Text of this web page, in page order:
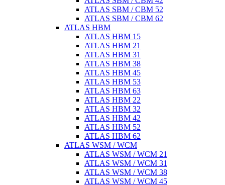
ATLAS SBM / CBM 52
ATLAS SBM / CBM 62
ATLAS HBM
ATLAS HBM 15
ATLAS HBM 21
ATLAS HBM 31
ATLAS HBM 38
ATLAS HBM 45
ATLAS HBM 53
ATLAS HBM 63
ATLAS HBM 22
ATLAS HBM 32
ATLAS HBM 42
ATLAS HBM 52
ATLAS HBM 62
ATLAS WSM / WCM
ATLAS WSM / WCM 21
ATLAS WSM / WCM 31
ATLAS WSM / WCM 38
ATLAS WSM / WCM 45